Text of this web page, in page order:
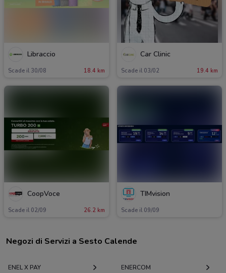
Libraccio
Scade il 30/08 18.4 km
Car Clinic
Scade il 03/02 19.4 km
CoopVoce
Scade il 02/09 26.2 km
TIMvision
Scade il 09/09
Negozi di Servizi a Sesto Calende
ENEL X PAY ENERCOM